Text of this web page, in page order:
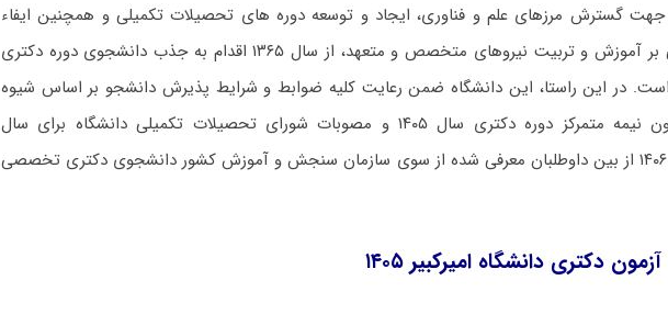
گسترش مرزهای علم و فناوری، ایجاد و توسعه دوره های تحصیلات تکمیلی و همچنین ایفاء
رسالت خود مبنی بر آموزش و تربیت نیروهای متخصص و متعهد، از سال ۱۳۶۵ اقدام به جذب دانشجوی دوره دکتری
در این راستا، این دانشگاه ضمن رعایت کلیه ضوابط و شرایط پذیرش دانشجو بر اساس شیوه
متمرکز دوره دکتری سال ۱۴۰۵ و مصوبات شورای
تحصیلات تکمیلی دانشگاه برای سال
تحصیلی ۱۴۰۵ – ۱۴۰۶ از بین داوطلبان معرفی شده از سوی سازمان سنجش و آموزش کشور دانشجوی دکتری تخصصی
دکتری دانشگاه امیرکبیر ۱۴۰۵